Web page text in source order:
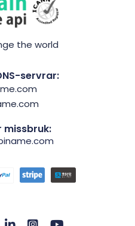
the world
servrar:
missbruk: